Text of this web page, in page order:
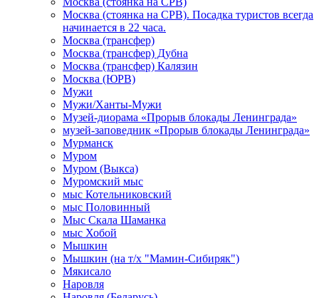
Москва (стоянка на СРВ). Посадка туристов всегда
начинается в 22 часа.
Москва (трансфер)
Москва (трансфер) Дубна
Москва (трансфер) Калязин
Москва (ЮРВ)
Мужи
Мужи/Ханты-Мужи
Музей-диорама «Прорыв блокады Ленинграда»
музей-заповедник «Прорыв блокады Ленинграда»
Мурманск
Муром
Муром (Выкса)
Муромский мыс
мыс Котельниковский
мыс Половинный
Мыс Скала Шаманка
мыс Хобой
Мышкин
Мышкин (на т/х "Мамин-Сибиряк")
Мякисало
Наровля